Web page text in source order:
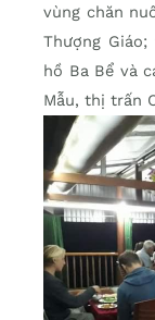
vùng chăn
Thượng
hồ Ba Bể và
Mẫu, thị trấn